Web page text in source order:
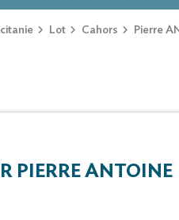
Lot Cahors Pierre
PIERRE ANTOINE